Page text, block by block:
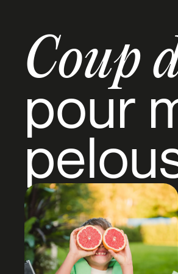
Coup
pour